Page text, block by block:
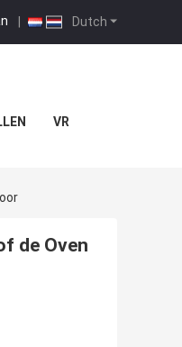
Dutch
|
VR
de Oven